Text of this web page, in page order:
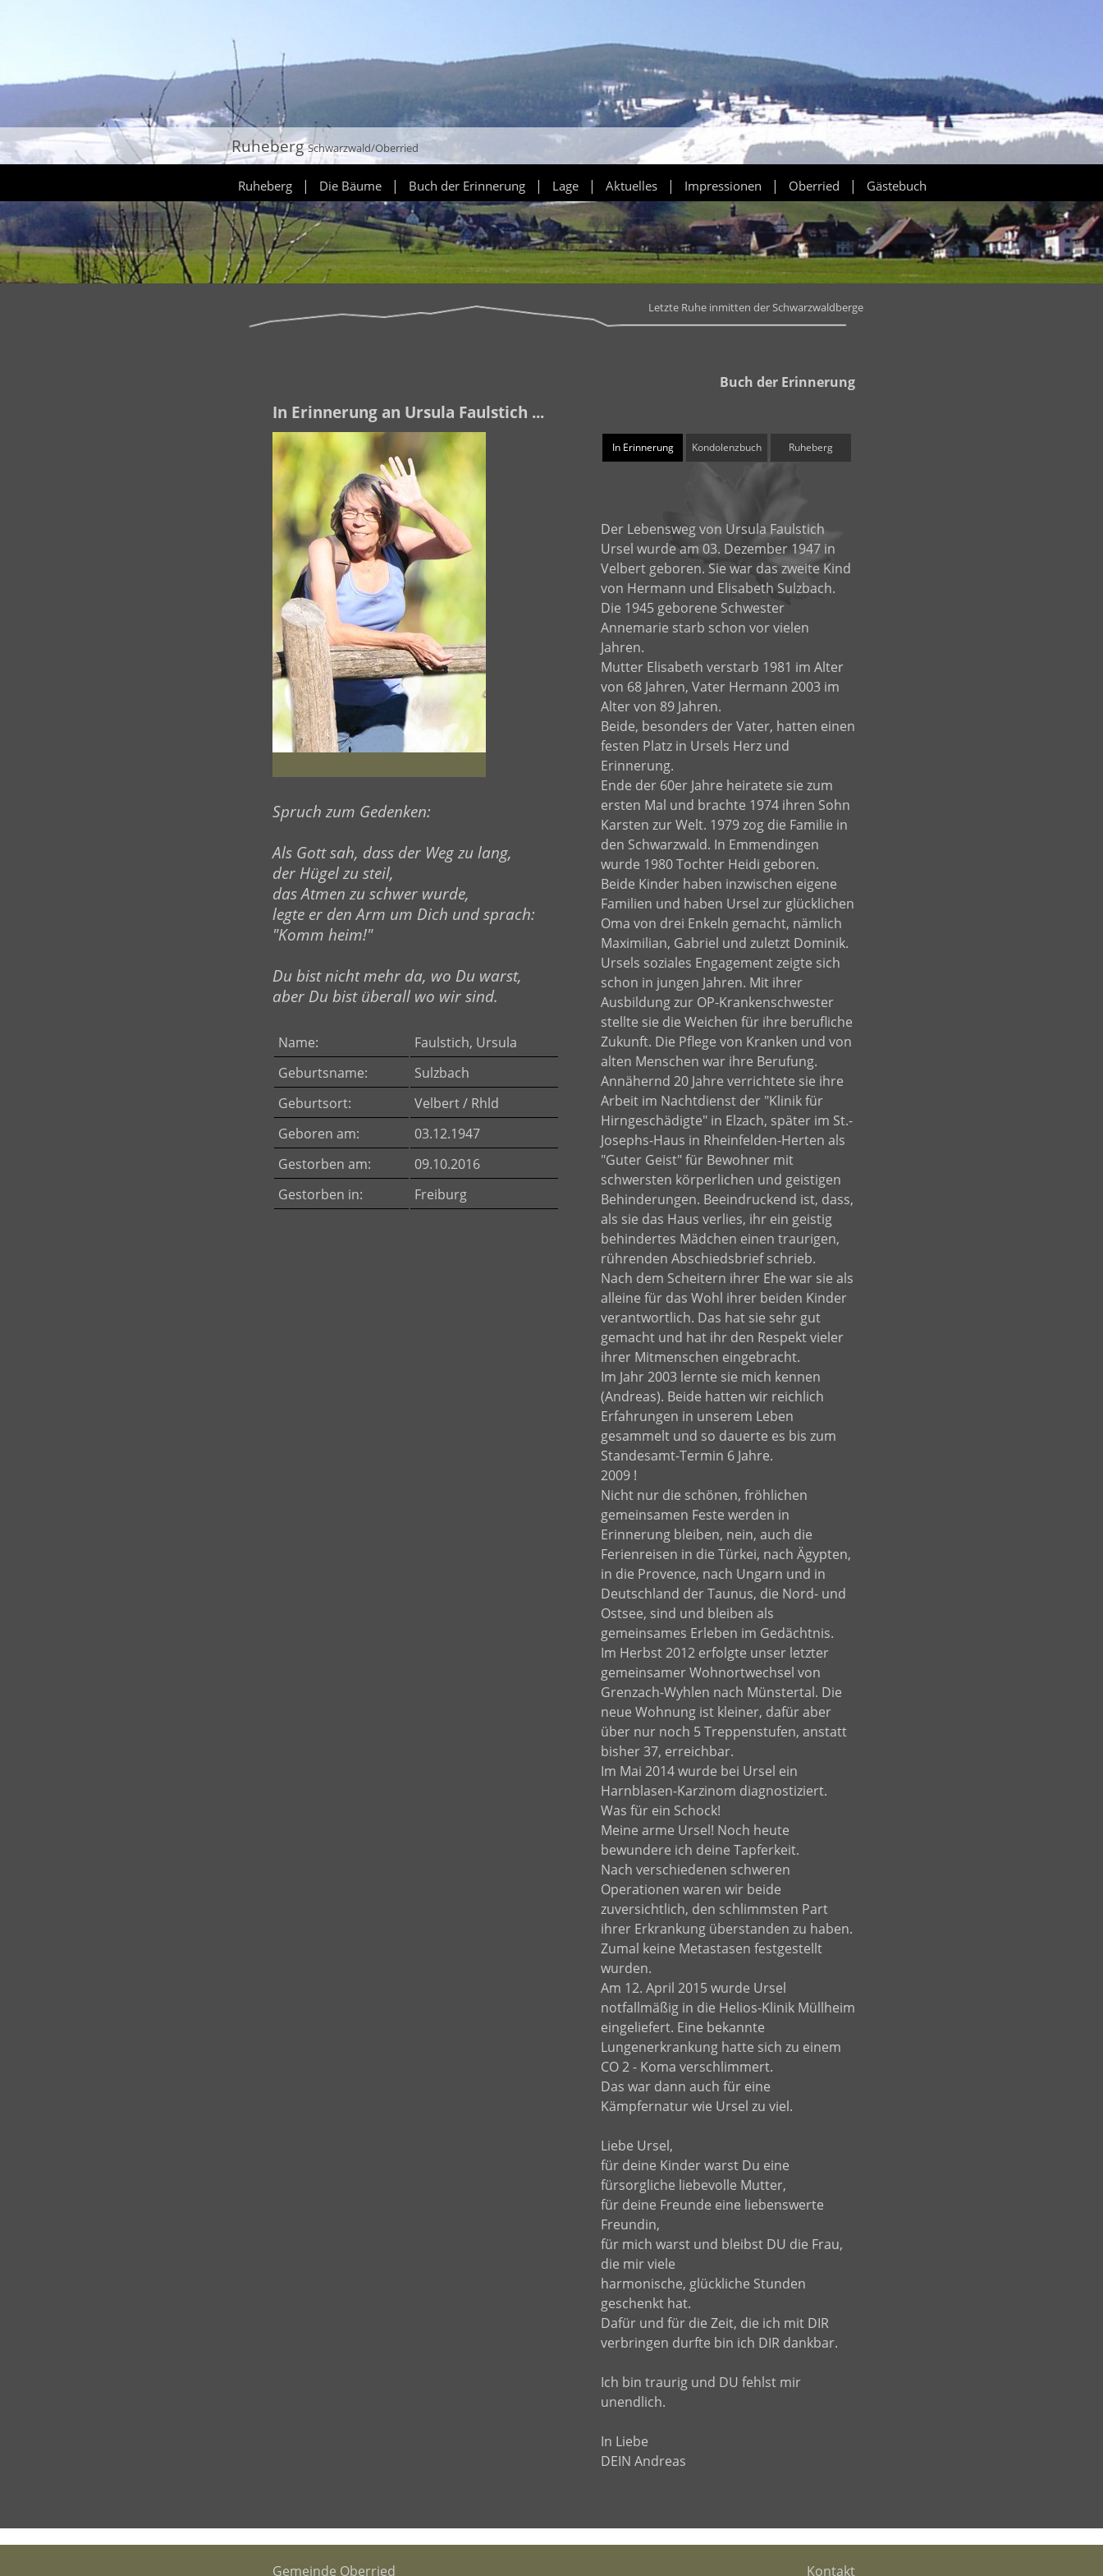
RuhebergSchwarzwald/Oberried
Ruheberg | Die Bäume | Buch der Erinnerung | Lage | Aktuelles | Impressionen | Oberried | Gästebuch
Letzte Ruhe inmitten der Schwarzwaldberge
Buch der Erinnerung
In Erinnerung an Ursula Faulstich ...
Spruch zum Gedenken:
Als Gott sah, dass der Weg zu lang,
der Hügel zu steil,
das Atmen zu schwer wurde,
legte er den Arm um Dich und sprach:
"Komm heim!"
Du bist nicht mehr da, wo Du warst,
aber Du bist überall wo wir sind.
Name:
Faulstich, Ursula
Geburtsname:
Sulzbach
Geburtsort:
Velbert / Rhld
Geboren am:
03.12.1947
Gestorben am:
09.10.2016
Gestorben in:
Freiburg
In Erinnerung Kondolenzbuch Ruheberg
Der Lebensweg von Ursula Faulstich
Ursel wurde am 03. Dezember 1947 in
Velbert geboren. Sie war das zweite Kind
von Hermann und Elisabeth Sulzbach.
Die 1945 geborene Schwester
Annemarie starb schon vor vielen
Jahren.
Mutter Elisabeth verstarb 1981 im Alter
von 68 Jahren, Vater Hermann 2003 im
Alter von 89 Jahren.
Beide, besonders der Vater, hatten einen
festen Platz in Ursels Herz und
Erinnerung.
Ende der 60er Jahre heiratete sie zum
ersten Mal und brachte 1974 ihren Sohn
Karsten zur Welt. 1979 zog die Familie in
den Schwarzwald. In Emmendingen
wurde 1980 Tochter Heidi geboren.
Beide Kinder haben inzwischen eigene
Familien und haben Ursel zur glücklichen
Oma von drei Enkeln gemacht, nämlich
Maximilian, Gabriel und zuletzt Dominik.
Ursels soziales Engagement zeigte sich
schon in jungen Jahren. Mit ihrer
Ausbildung zur OP-Krankenschwester
stellte sie die Weichen für ihre berufliche
Zukunft. Die Pflege von Kranken und von
alten Menschen war ihre Berufung.
Annähernd 20 Jahre verrichtete sie ihre
Arbeit im Nachtdienst der "Klinik für
Hirngeschädigte" in Elzach, später im St.-
Josephs-Haus in Rheinfelden-Herten als
"Guter Geist" für Bewohner mit
schwersten körperlichen und geistigen
Behinderungen. Beeindruckend ist, dass,
als sie das Haus verlies, ihr ein geistig
behindertes Mädchen einen traurigen,
rührenden Abschiedsbrief schrieb.
Nach dem Scheitern ihrer Ehe war sie als
alleine für das Wohl ihrer beiden Kinder
verantwortlich. Das hat sie sehr gut
gemacht und hat ihr den Respekt vieler
ihrer Mitmenschen eingebracht.
Im Jahr 2003 lernte sie mich kennen
(Andreas). Beide hatten wir reichlich
Erfahrungen in unserem Leben
gesammelt und so dauerte es bis zum
Standesamt-Termin 6 Jahre.
2009 !
Nicht nur die schönen, fröhlichen
gemeinsamen Feste werden in
Erinnerung bleiben, nein, auch die
Ferienreisen in die Türkei, nach Ägypten,
in die Provence, nach Ungarn und in
Deutschland der Taunus, die Nord- und
Ostsee, sind und bleiben als
gemeinsames Erleben im Gedächtnis.
Im Herbst 2012 erfolgte unser letzter
gemeinsamer Wohnortwechsel von
Grenzach-Wyhlen nach Münstertal. Die
neue Wohnung ist kleiner, dafür aber
über nur noch 5 Treppenstufen, anstatt
bisher 37, erreichbar.
Im Mai 2014 wurde bei Ursel ein
Harnblasen-Karzinom diagnostiziert.
Was für ein Schock!
Meine arme Ursel! Noch heute
bewundere ich deine Tapferkeit.
Nach verschiedenen schweren
Operationen waren wir beide
zuversichtlich, den schlimmsten Part
ihrer Erkrankung überstanden zu haben.
Zumal keine Metastasen festgestellt
wurden.
Am 12. April 2015 wurde Ursel
notfallmäßig in die Helios-Klinik Müllheim
eingeliefert. Eine bekannte
Lungenerkrankung hatte sich zu einem
CO 2 - Koma verschlimmert.
Das war dann auch für eine
Kämpfernatur wie Ursel zu viel.
Liebe Ursel,
für deine Kinder warst Du eine
fürsorgliche liebevolle Mutter,
für deine Freunde eine liebenswerte
Freundin,
für mich warst und bleibst DU die Frau,
die mir viele
harmonische, glückliche Stunden
geschenkt hat.
Dafür und für die Zeit, die ich mit DIR
verbringen durfte bin ich DIR dankbar.
Ich bin traurig und DU fehlst mir
unendlich.
In Liebe
DEIN Andreas
Gemeinde Oberried Kontakt